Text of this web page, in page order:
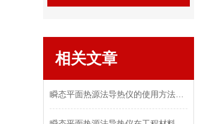
相关文章